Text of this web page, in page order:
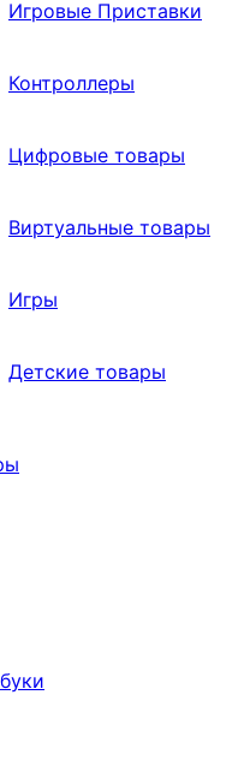
Игровые Приставки
Контроллеры
Цифровые товары
Виртуальные товары
Игры
Детские товары